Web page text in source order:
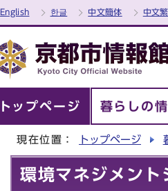
English 한글 中文簡体 中文
トップページ 暮らしの
現在位置： トップページ
環境マネジメント